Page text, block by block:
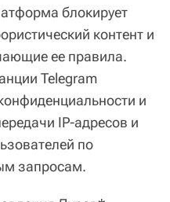
блокирует
контент и
ее правила.
Telegram
и
IP-адресов и
по
запросам.